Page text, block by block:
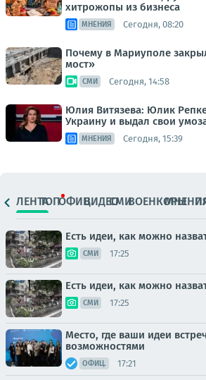
хитрожопы из бизнеса
МНЕНИЯ Сегодня, 08:20
Почему в Мариуполе
мост»
СМИ Сегодня, 14:58
Юлия Витязева: Юлик
Украину и выдал свои
МНЕНИЯ Сегодня, 15:39
ЛЕНТАТОПОФИЦ.ВИДЕОСМИВОЕНКОРЫ
Есть идеи, как можно
СМИ 17:25
Есть идеи, как можно
СМИ 17:25
Место, где ваши идеи
возможностями
ОФИЦ. 17:21